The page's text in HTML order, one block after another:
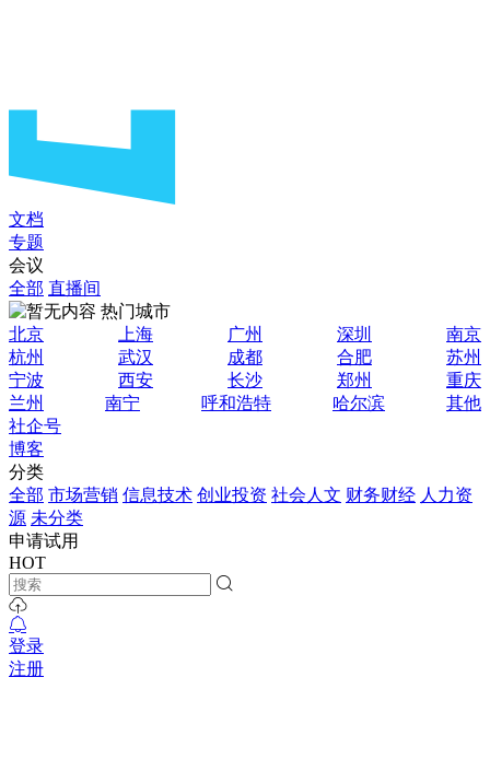
文档
专题
会议
全部 直播间
热门城市
北京
上海 广州 深圳
南京
杭州
武汉 成都 合肥
苏州
宁波
西安 长沙 郑州
重庆
兰州
南宁 呼和浩特 哈尔滨
其他
社企号
博客
分类
全部 市场营销 信息技术 创业投资 社会人文 财务财经 人力资
源 未分类
申请试用
HOT
登录
注册